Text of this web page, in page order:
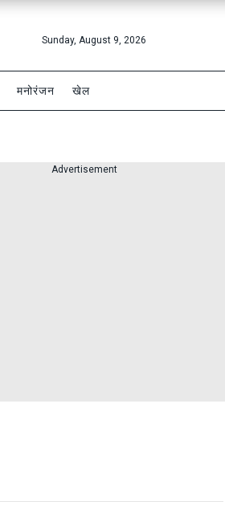
Sunday, August 9, 2026
मनोरंजन खेल
Advertisement